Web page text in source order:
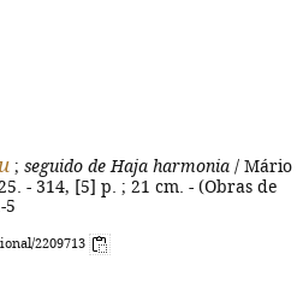
; seguido de Haja harmonia / Mário
- 314, [5] p. ; 21 cm. - (Obras de
5
2209713